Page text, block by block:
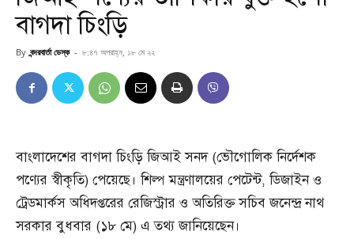
বাগদা চিংড়ি
By বন্দরবার্তা ডেস্ক - ৮:৪৭ অপরাহ্ন, ১৮ মে ২২
বাংলাদেশের বাগদা চিংড়ি জিআই সনদ (ভৌগোলিক নির্দেশক
পণ্যের স্বীকৃতি) পেয়েছে। শিল্প মন্ত্রণালয়ের পেটেন্ট, ডিজাইন ও
ট্রেডমার্কস অধিদপ্তরের রেজিস্ট্রার ও অতিরিক্ত সচিব জনেন্দ্র নাথ
সরকার বুধবার (১৮ মে) এ তথ্য জানিয়েছেন।